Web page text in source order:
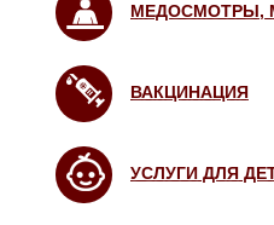
МЕДОСМОТРЫ,
ВАКЦИНАЦИЯ
УСЛУГИ ДЛЯ